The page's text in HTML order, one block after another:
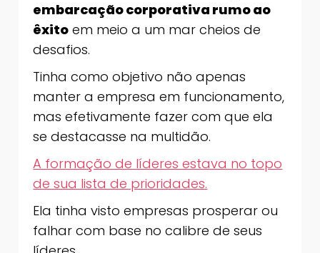
embarcação corporativa rumo ao
êxito em meio a um mar cheios de
desafios.
Tinha como objetivo não apenas
manter a empresa em funcionamento,
mas efetivamente fazer com que ela
se destacasse na multidão.
A formação de líderes estava no topo
de sua lista de prioridades.
Ela tinha visto empresas prosperar ou
falhar com base no calibre de seus